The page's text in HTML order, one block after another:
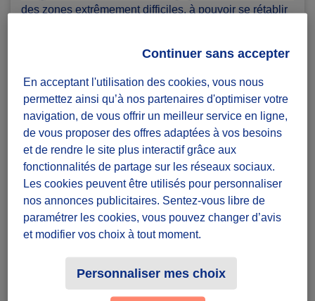
des zones extrêmement difficiles, à pouvoir se rétablir
À travers le monde, des millions de personnes
, confrontées à
des crises climatiques, des catastrophes naturelles ou
encore à la pauvreté. Face à ces défis, UGL
Organisation œuvre sans relâche pour transformer les
vies et rétablir l'espoir.
Basée en France, notre organisation internationale
à but non lucratif se consacre à répondre aux
crises humanitaires par le biais d’un programme de
construction novateur, le **UGL Green Building
concept**.UGL Organisation est déterminée à
améliorer la qualité de vie d'habitants des zones
touchées par des crises. Grâce à notre approche
durable et collaborative, nous construisons non
seulement des habitations, mais également les rêves
et les espoirs des communautés.
En acceptant l'utilisation des cookies, vous nous
permettez ainsi qu’à nos partenaires d'optimiser votre
navigation, de vous offrir un meilleur service en ligne,
de vous proposer des offres adaptées à vos besoins
et de rendre le site plus interactif grâce aux
fonctionnalités de partage sur les réseaux sociaux.
Les cookies peuvent être utilisés pour personnaliser
nos annonces publicitaires. Sentez-vous libre de
paramétrer les cookies, vous pouvez changer d’avis
et modifier vos choix à tout moment.
Personnaliser mes choix
Continuer sans accepter